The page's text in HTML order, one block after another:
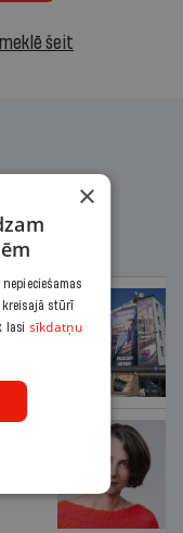
šeit
×
stūrī
lasi sīkdatņu